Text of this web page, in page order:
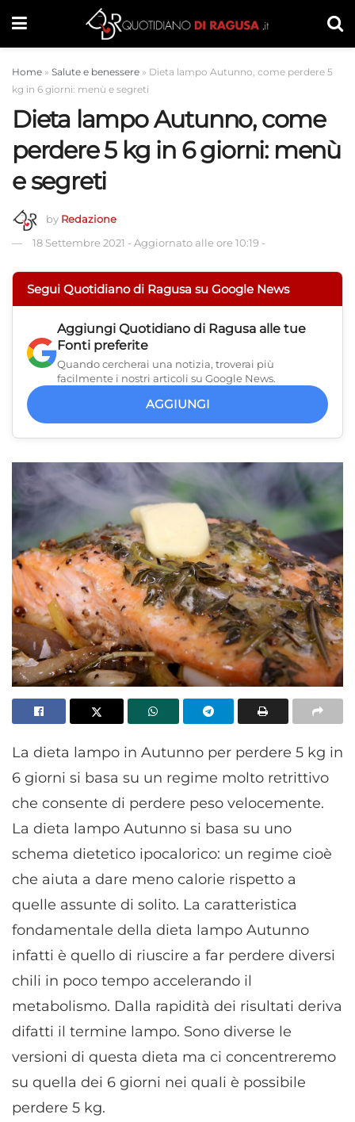
Home » Salute e benessere » Dieta lampo Autunno, come perdere 5
kg in 6 giorni: menù e segreti
Dieta lampo Autunno, come
perdere 5 kg in 6 giorni: menù
e segreti
by Redazione
18 Settembre 2021 - Aggiornato alle ore 10:19 -
Segui Quotidiano di Ragusa su Google News
Aggiungi Quotidiano di Ragusa alle tue
Fonti preferite
Quando cercherai una notizia, troverai più
facilmente i nostri articoli su Google News.
AGGIUNGI
La dieta lampo in Autunno per perdere 5 kg in
6 giorni si basa su un regime molto retrittivo
che consente di perdere peso velocemente.
La dieta lampo Autunno si basa su uno
schema dietetico ipocalorico: un regime cioè
che aiuta a dare meno calorie rispetto a
quelle assunte di solito. La caratteristica
fondamentale della dieta lampo Autunno
infatti è quello di riuscire a far perdere diversi
chili in poco tempo accelerando il
metabolismo. Dalla rapidità dei risultati deriva
difatti il termine lampo. Sono diverse le
versioni di questa dieta ma ci concentreremo
su quella dei 6 giorni nei quali è possibile
perdere 5 kg.